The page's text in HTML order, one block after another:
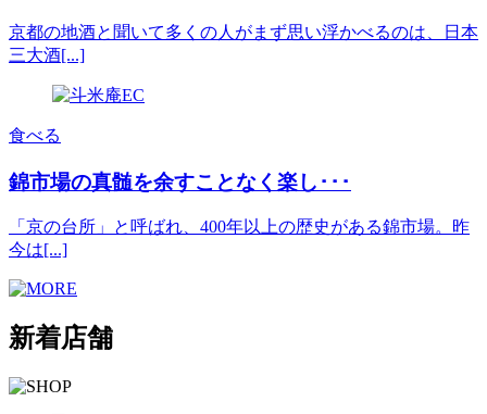
京都の地酒と聞いて多くの人がまず思い浮かべるのは、日本
三大酒[...]
食べる
錦市場の真髄を余すことなく楽し･･･
「京の台所」と呼ばれ、400年以上の歴史がある錦市場。昨
今は[...]
新着店舗